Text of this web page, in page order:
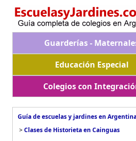
Guarderías -
Educación Especial
Colegios con
Guía de escuelas y jardines en
>Clases de Historieta en Cainguas